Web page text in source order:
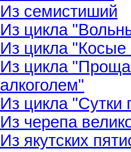
Из семистиший
Из цикла
Из цикла "Косые
Из цикла
алкоголем"
Из цикла "Сутки
Из черепа
Из якутских